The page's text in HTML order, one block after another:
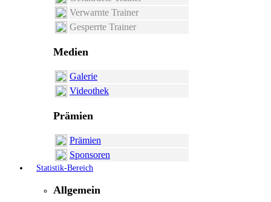
Verwarnte Trainer
Gesperrte Trainer
Medien
Galerie
Videothek
Prämien
Prämien
Sponsoren
Statistik-Bereich
Allgemein